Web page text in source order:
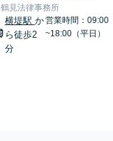
見法律事務所
横堤駅 か
ら徒歩2
分
営業時間：09:00
~18:00（平日）